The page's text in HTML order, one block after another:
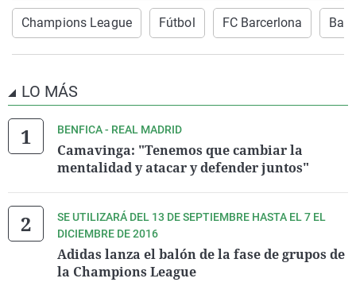
Champions League Fútbol FC Barcerlona
LO MÁS
BENFICA - REAL MADRID
Camavinga: "Tenemos que cambiar la
mentalidad y atacar y defender juntos"
SE UTILIZARÁ DEL 13 DE SEPTIEMBRE HASTA EL 7 EL
DICIEMBRE DE 2016
Adidas lanza el balón de la fase de grupos de
la Champions League